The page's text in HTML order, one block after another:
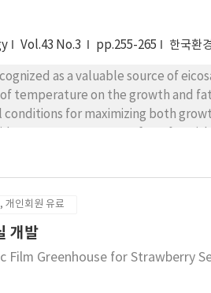
Vol.43 No.3 pp.255-265 한국환
as a valuable source of
temperature on the growth and
for maximizing both
as measured by dry weight in N.
that the optimal temperature
Based on these results, a
followed by a second phase at
개인회원 유료
개발
Film Greenhouse for Strawberry